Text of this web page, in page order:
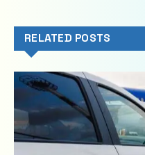
RELATED POSTS